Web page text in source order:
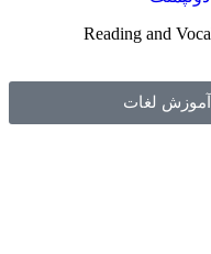
Reading and
لغات